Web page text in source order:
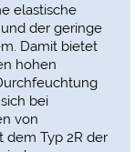
elastische
der geringe
Damit bietet
hohen
bei
von
dem Typ 2R der